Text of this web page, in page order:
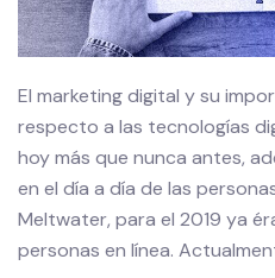
El marketing digital y su
respecto a las tecnologías
hoy más que nunca antes,
en el día a día de las
Meltwater, para el 2019 ya
personas en línea.